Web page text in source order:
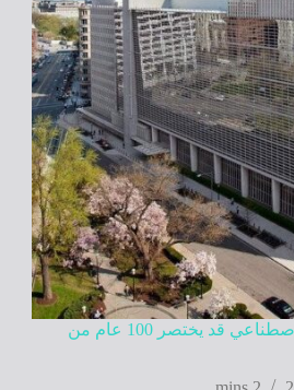
البنك الدولي: الذكاء الاصطناعي قد يختصر 100 عام من